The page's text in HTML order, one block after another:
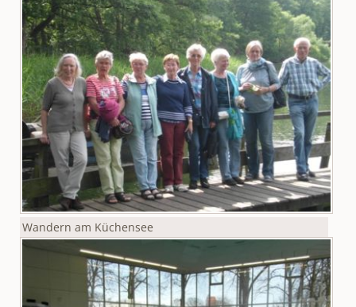
Wandern am Küchensee